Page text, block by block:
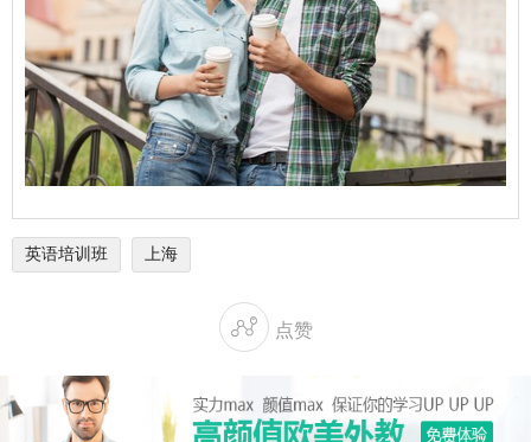
英语培训班 上海
 点赞